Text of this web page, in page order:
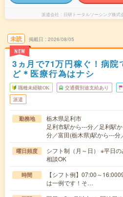
派遣会社 日研トータルソーシング株
未読
NEW
掲載日 2026/08/05
3ヵ月で71万円稼ぐ！病院
ど＊医療行為はナシ
職種未経験OK 交通費別途支給あり
派遣
勤務地
栃木県足利市
足利市駅から---分／足利駅
分／富田(栃木県)駅から---分
曜日頻度
シフト制（月～日） ※平日
相談OK
時間
【シフト例】07:00～
は一例です！そ…